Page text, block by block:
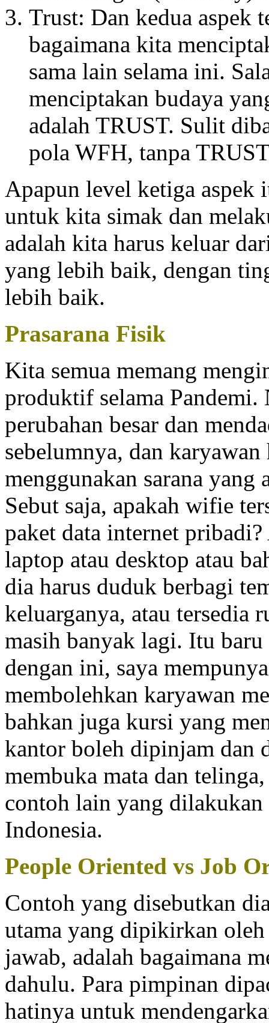
Trust: Dan kedua aspek
bagaimana kita
sama lain selama ini.
menciptakan budaya
adalah TRUST. Sulit
pola WFH, tanpa
Apapun level ketiga aspek
untuk kita simak dan
adalah kita harus keluar
yang lebih baik, dengan
lebih baik.
Prasarana Fisik
Kita semua memang
produktif selama Pandemi.
perubahan besar dan
sebelumnya, dan
menggunakan sarana yang
Sebut saja, apakah wifie
paket data internet
laptop atau desktop atau
dia harus duduk berbagi
keluarganya, atau tersedia
masih banyak lagi. Itu
dengan ini, saya
membolehkan karyawan
bahkan juga kursi yang
kantor boleh dipinjam dan
membuka mata dan
contoh lain yang dilakukan
Indonesia.
People Oriented vs Job
Contoh yang disebutkan
utama yang dipikirkan
jawab, adalah bagaimana
dahulu. Para pimpinan
hatinya untuk